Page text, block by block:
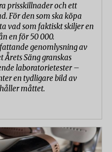
prisskillnader och ett
För den som ska köpa
vad som faktiskt skiljer en
en för 50 000.
genomlysning av
Säng granskas
laboratorietester –
en tydligare bild av
måttet.